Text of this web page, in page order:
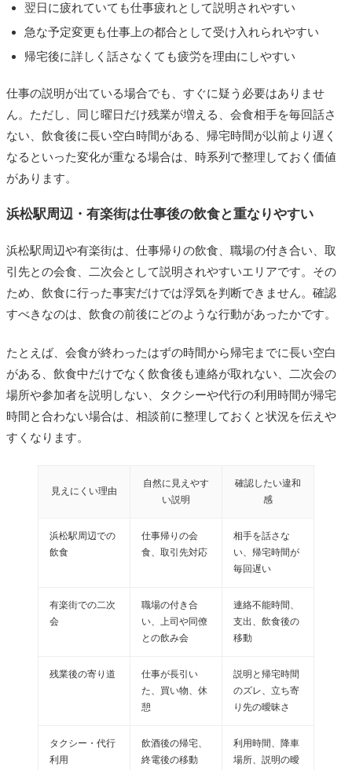
翌日に疲れていても仕事疲れとして説明されやすい
急な予定変更も仕事上の都合として受け入れられやすい
帰宅後に詳しく話さなくても疲労を理由にしやすい
仕事の説明が出ている場合でも、すぐに疑う必要はありませ
ん。ただし、同じ曜日だけ残業が増える、会食相手を毎回話さ
ない、飲食後に長い空白時間がある、帰宅時間が以前より遅く
なるといった変化が重なる場合は、時系列で整理しておく価値
があります。
浜松駅周辺・有楽街は仕事後の飲食と重なりやすい
浜松駅周辺や有楽街は、仕事帰りの飲食、職場の付き合い、取
引先との会食、二次会として説明されやすいエリアです。その
ため、飲食に行った事実だけでは浮気を判断できません。確認
すべきなのは、飲食の前後にどのような行動があったかです。
たとえば、会食が終わったはずの時間から帰宅までに長い空白
がある、飲食中だけでなく飲食後も連絡が取れない、二次会の
場所や参加者を説明しない、タクシーや代行の利用時間が帰宅
時間と合わない場合は、相談前に整理しておくと状況を伝えや
すくなります。
見えにくい理由
自然に見えやす
い説明
確認したい違和
感
浜松駅周辺での
飲食
仕事帰りの会
食、取引先対応
相手を話さな
い、帰宅時間が
毎回遅い
有楽街での二次
会
職場の付き合
い、上司や同僚
との飲み会
連絡不能時間、
支出、飲食後の
移動
残業後の寄り道
仕事が長引い
た、買い物、休
憩
説明と帰宅時間
のズレ、立ち寄
り先の曖昧さ
タクシー・代行
利用
飲酒後の帰宅、
終電後の移動
利用時間、降車
場所、説明の曖